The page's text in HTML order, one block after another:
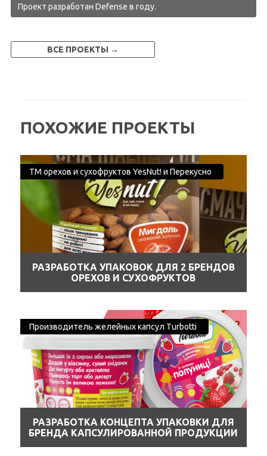
Проект разработан Defense вгоду.
ВСЕ ПРОЕКТЫ →
ПОХОЖИЕ ПРОЕКТЫ
РАЗРАБОТКА УПАКОВОК ДЛЯ 2 БРЕНДОВ
ОРЕХОВ И СУХОФРУКТОВ
ТМ орехов и сухофруктов YesNut! и Перекусно
РАЗРАБОТКА КОНЦЕПТА УПАКОВКИ ДЛЯ
БРЕНДА КАПСУЛИРОВАННОЙ ПРОДУКЦИИ
Производитель желейных капсул Turbotti